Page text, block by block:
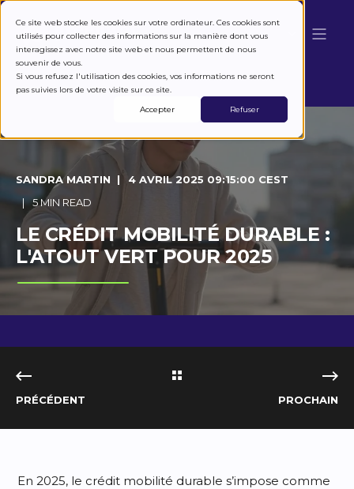
Ce site web stocke les cookies sur votre ordinateur. Ces cookies sont
utilisés pour collecter des informations sur la manière dont vous
interagissez avec notre site web et nous permettent de nous
souvenir de vous.
Si vous refusez l'utilisation des cookies, vos informations ne seront
pas suivies lors de votre visite sur ce site.
Accepter
Refuser
SANDRA MARTIN
4 AVRIL 2025 09:15:00 CEST
5 MIN READ
LE CRÉDIT MOBILITÉ DURABLE :
L'ATOUT VERT POUR 2025
PRÉCÉDENT PROCHAIN
En 2025, le crédit mobilité durable s’impose comme